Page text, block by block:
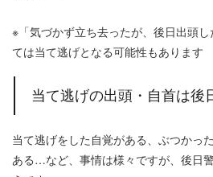
※「気づかず立ち去ったが、後日出頭
ては当て逃げとなる可能性もあります
当て逃げの出頭・自首は後
当て逃げをした自覚がある、ぶつかっ
ある…など、事情は様々ですが、後日